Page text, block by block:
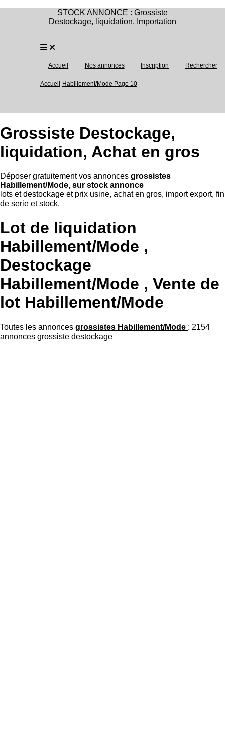
STOCK ANNONCE : Grossiste
Destockage, liquidation, Importation
Accueil Nos annonces Inscription Rechercher
Accueil Habillement/Mode Page 10
Grossiste Destockage,
liquidation, Achat en gros
Déposer gratuitement vos annonces grossistes
Habillement/Mode, sur stock annonce
lots et destockage et prix usine, achat en gros, import export, fin
de serie et stock.
Lot de liquidation
Habillement/Mode ,
Destockage
Habillement/Mode , Vente de
lot Habillement/Mode
Toutes les annonces grossistes Habillement/Mode : 2154
annonces grossiste destockage